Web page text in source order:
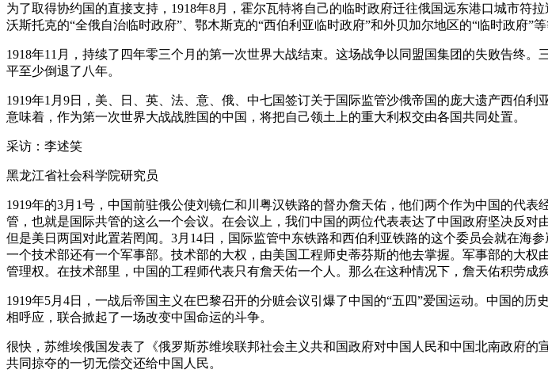
为了取得协约国的直接支持，1918年8月，霍尔瓦特将自己的临时政府迁往俄国远东港口城市符
沃斯托克的“全俄自治临时政府”、鄂木斯克的“西伯利亚临时政府”和外贝加尔地区的“临时政府”
1918年11月，持续了四年零三个月的第一次世界大战结束。这场战争以同盟国集团的失败告终
平至少倒退了八年。
1919年1月9日，美、日、英、法、意、俄、中七国签订关于国际监管沙俄帝国的庞大遗产西伯
意味着，作为第一次世界大战战胜国的中国，将把自己领土上的重大利权交由各国共同处置。
采访：李述笑
黑龙江省社会科学院研究员
1919年的3月1号，中国前驻俄公使刘镜仁和川粤汉铁路的督办詹天佑，他们两个作为中国的代
管，也就是国际共管的这么一个会议。在会议上，我们中国的两位代表表达了中国政府坚决反
但是美日两国对此置若罔闻。3月14日，国际监管中东铁路和西伯利亚铁路的这个委员会就在
一个技术部还有一个军事部。技术部的大权，由美国工程师史蒂芬斯的他去掌握。军事部的大
管理权。在技术部里，中国的工程师代表只有詹天佑一个人。那么在这种情况下，詹天佑积劳成
1919年5月4日，一战后帝国主义在巴黎召开的分赃会议引爆了中国的“五四”爱国运动。中国的
相呼应，联合掀起了一场改变中国命运的斗争。
很快，苏维埃俄国发表了《俄罗斯苏维埃联邦社会主义共和国政府对中国人民和中国北南政府
共同掠夺的一切无偿交还给中国人民。